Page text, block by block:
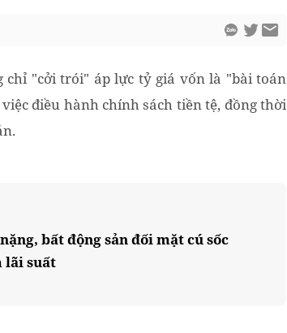
chỉ "cởi trói" áp lực tỷ giá vốn là "bài toán
điều hành chính sách tiền tệ, đồng thời
bất động sản đối mặt cú sốc
lãi suất